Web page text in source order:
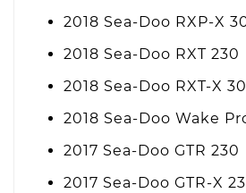
2018 Sea-Doo RXP-X
2018 Sea-Doo RXT 230
2018 Sea-Doo RXT-X
2018 Sea-Doo Wake
2017 Sea-Doo GTR 230
2017 Sea-Doo GTR-X